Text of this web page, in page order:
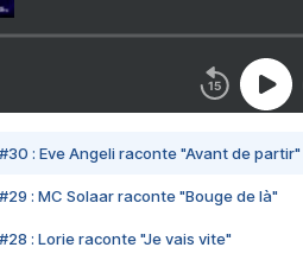
#30 : Eve Angeli raconte "Avant de partir"
#29 : MC Solaar raconte "Bouge de là"
#28 : Lorie raconte "Je vais vite"